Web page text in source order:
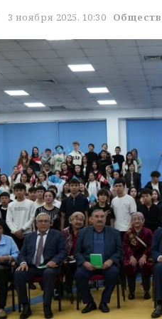
3 ноября 2025, 10:30